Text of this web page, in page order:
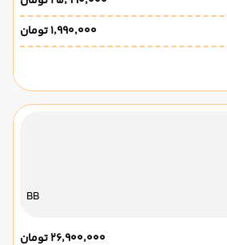
۱٬۹۹۰٬۰۰۰ تومان
BB
۲۶٬۹۰۰٬۰۰۰ تومان